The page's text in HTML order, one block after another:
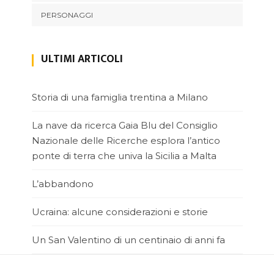
PERSONAGGI
ULTIMI ARTICOLI
Storia di una famiglia trentina a Milano
La nave da ricerca Gaia Blu del Consiglio
Nazionale delle Ricerche esplora l’antico
ponte di terra che univa la Sicilia a Malta
L’abbandono
Ucraina: alcune considerazioni e storie
Un San Valentino di un centinaio di anni fa